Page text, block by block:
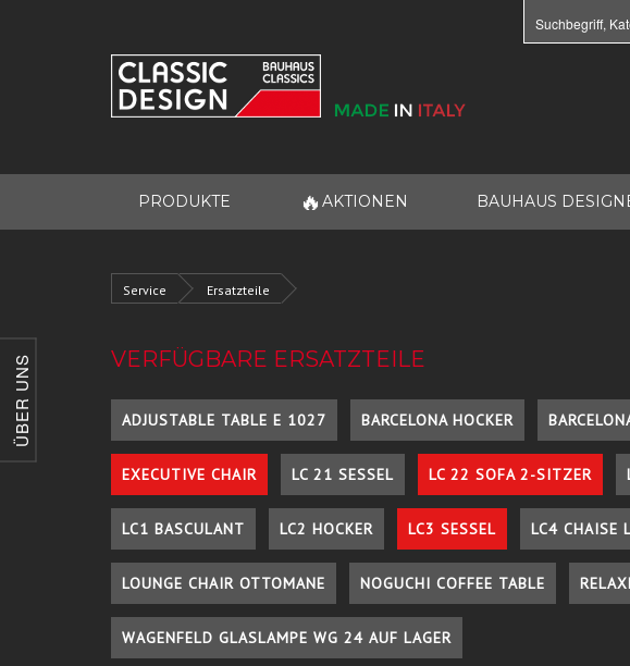
ÜBER UNS
PRODUKTE 🔥 AKTIONEN BAUHAUS
Service Ersatzteile
VERFÜGBARE ERSATZTEILE
ADJUSTABLE TABLE E 1027 BARCELONA HOCKER
EXECUTIVE CHAIR LC 21 SESSEL LC 22 SOFA 2-SITZER
LC1 BASCULANT LC2 HOCKER LC3 SESSEL LC4 CHAISE
LOUNGE CHAIR OTTOMANE NOGUCHI COFFEE TABLE
WAGENFELD GLASLAMPE WG 24 AUF LAGER